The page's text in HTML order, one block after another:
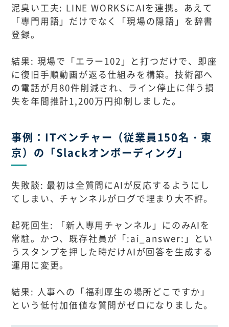
泥臭い工夫: LINE WORKSにAIを連携。あえて
「専門用語」だけでなく「現場の隠語」を辞書
登録。
結果: 現場で「エラー102」と打つだけで、即座
に復旧手順動画が返る仕組みを構築。技術部へ
の電話が月80件削減され、ライン停止に伴う損
失を年間推計1,200万円抑制しました。
事例：ITベンチャー（従業員150名・東
京）の「Slackオンボーディング」
失敗談: 最初は全質問にAIが反応するようにし
てしまい、チャンネルがログで埋まり大不評。
起死回生: 「新人専用チャンネル」にのみAIを
常駐。かつ、既存社員が「:ai_answer:」とい
うスタンプを押した時だけAIが回答を生成する
運用に変更。
結果: 人事への「福利厚生の場所どこですか」
という低付加価値な質問がゼロになりました。